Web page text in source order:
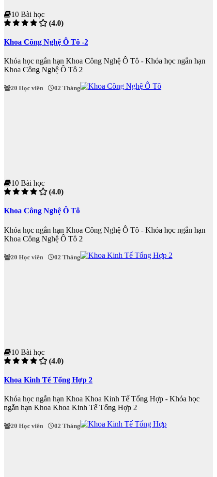
10 Bài học
(4.0)
Khoa Công Nghệ Ô Tô -2
Khóa học ngắn hạn Khoa Công Nghệ Ô Tô - Khóa học ngắn hạn
Khoa Công Nghệ Ô Tô 2
20 Học viên 02 Tháng
10 Bài học
(4.0)
Khoa Công Nghệ Ô Tô
Khóa học ngắn hạn Khoa Công Nghệ Ô Tô - Khóa học ngắn hạn
Khoa Công Nghệ Ô Tô 2
20 Học viên 02 Tháng
10 Bài học
(4.0)
Khoa Kinh Tế Tổng Hợp 2
Khóa học ngắn hạn Khoa Khoa Kinh Tế Tổng Hợp - Khóa học
ngắn hạn Khoa Khoa Kinh Tế Tổng Hợp 2
20 Học viên 02 Tháng